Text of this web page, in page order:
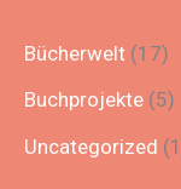
Bücherwelt (17)
Buchprojekte (5)
Uncategorized